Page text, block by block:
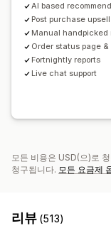
AI based
Post purchase
Manual handpicked
Order status page
Fortnightly reports
Live chat support
모든 비용은 USD(으)로
청구됩니다. 모든 요금제
리뷰 (513)